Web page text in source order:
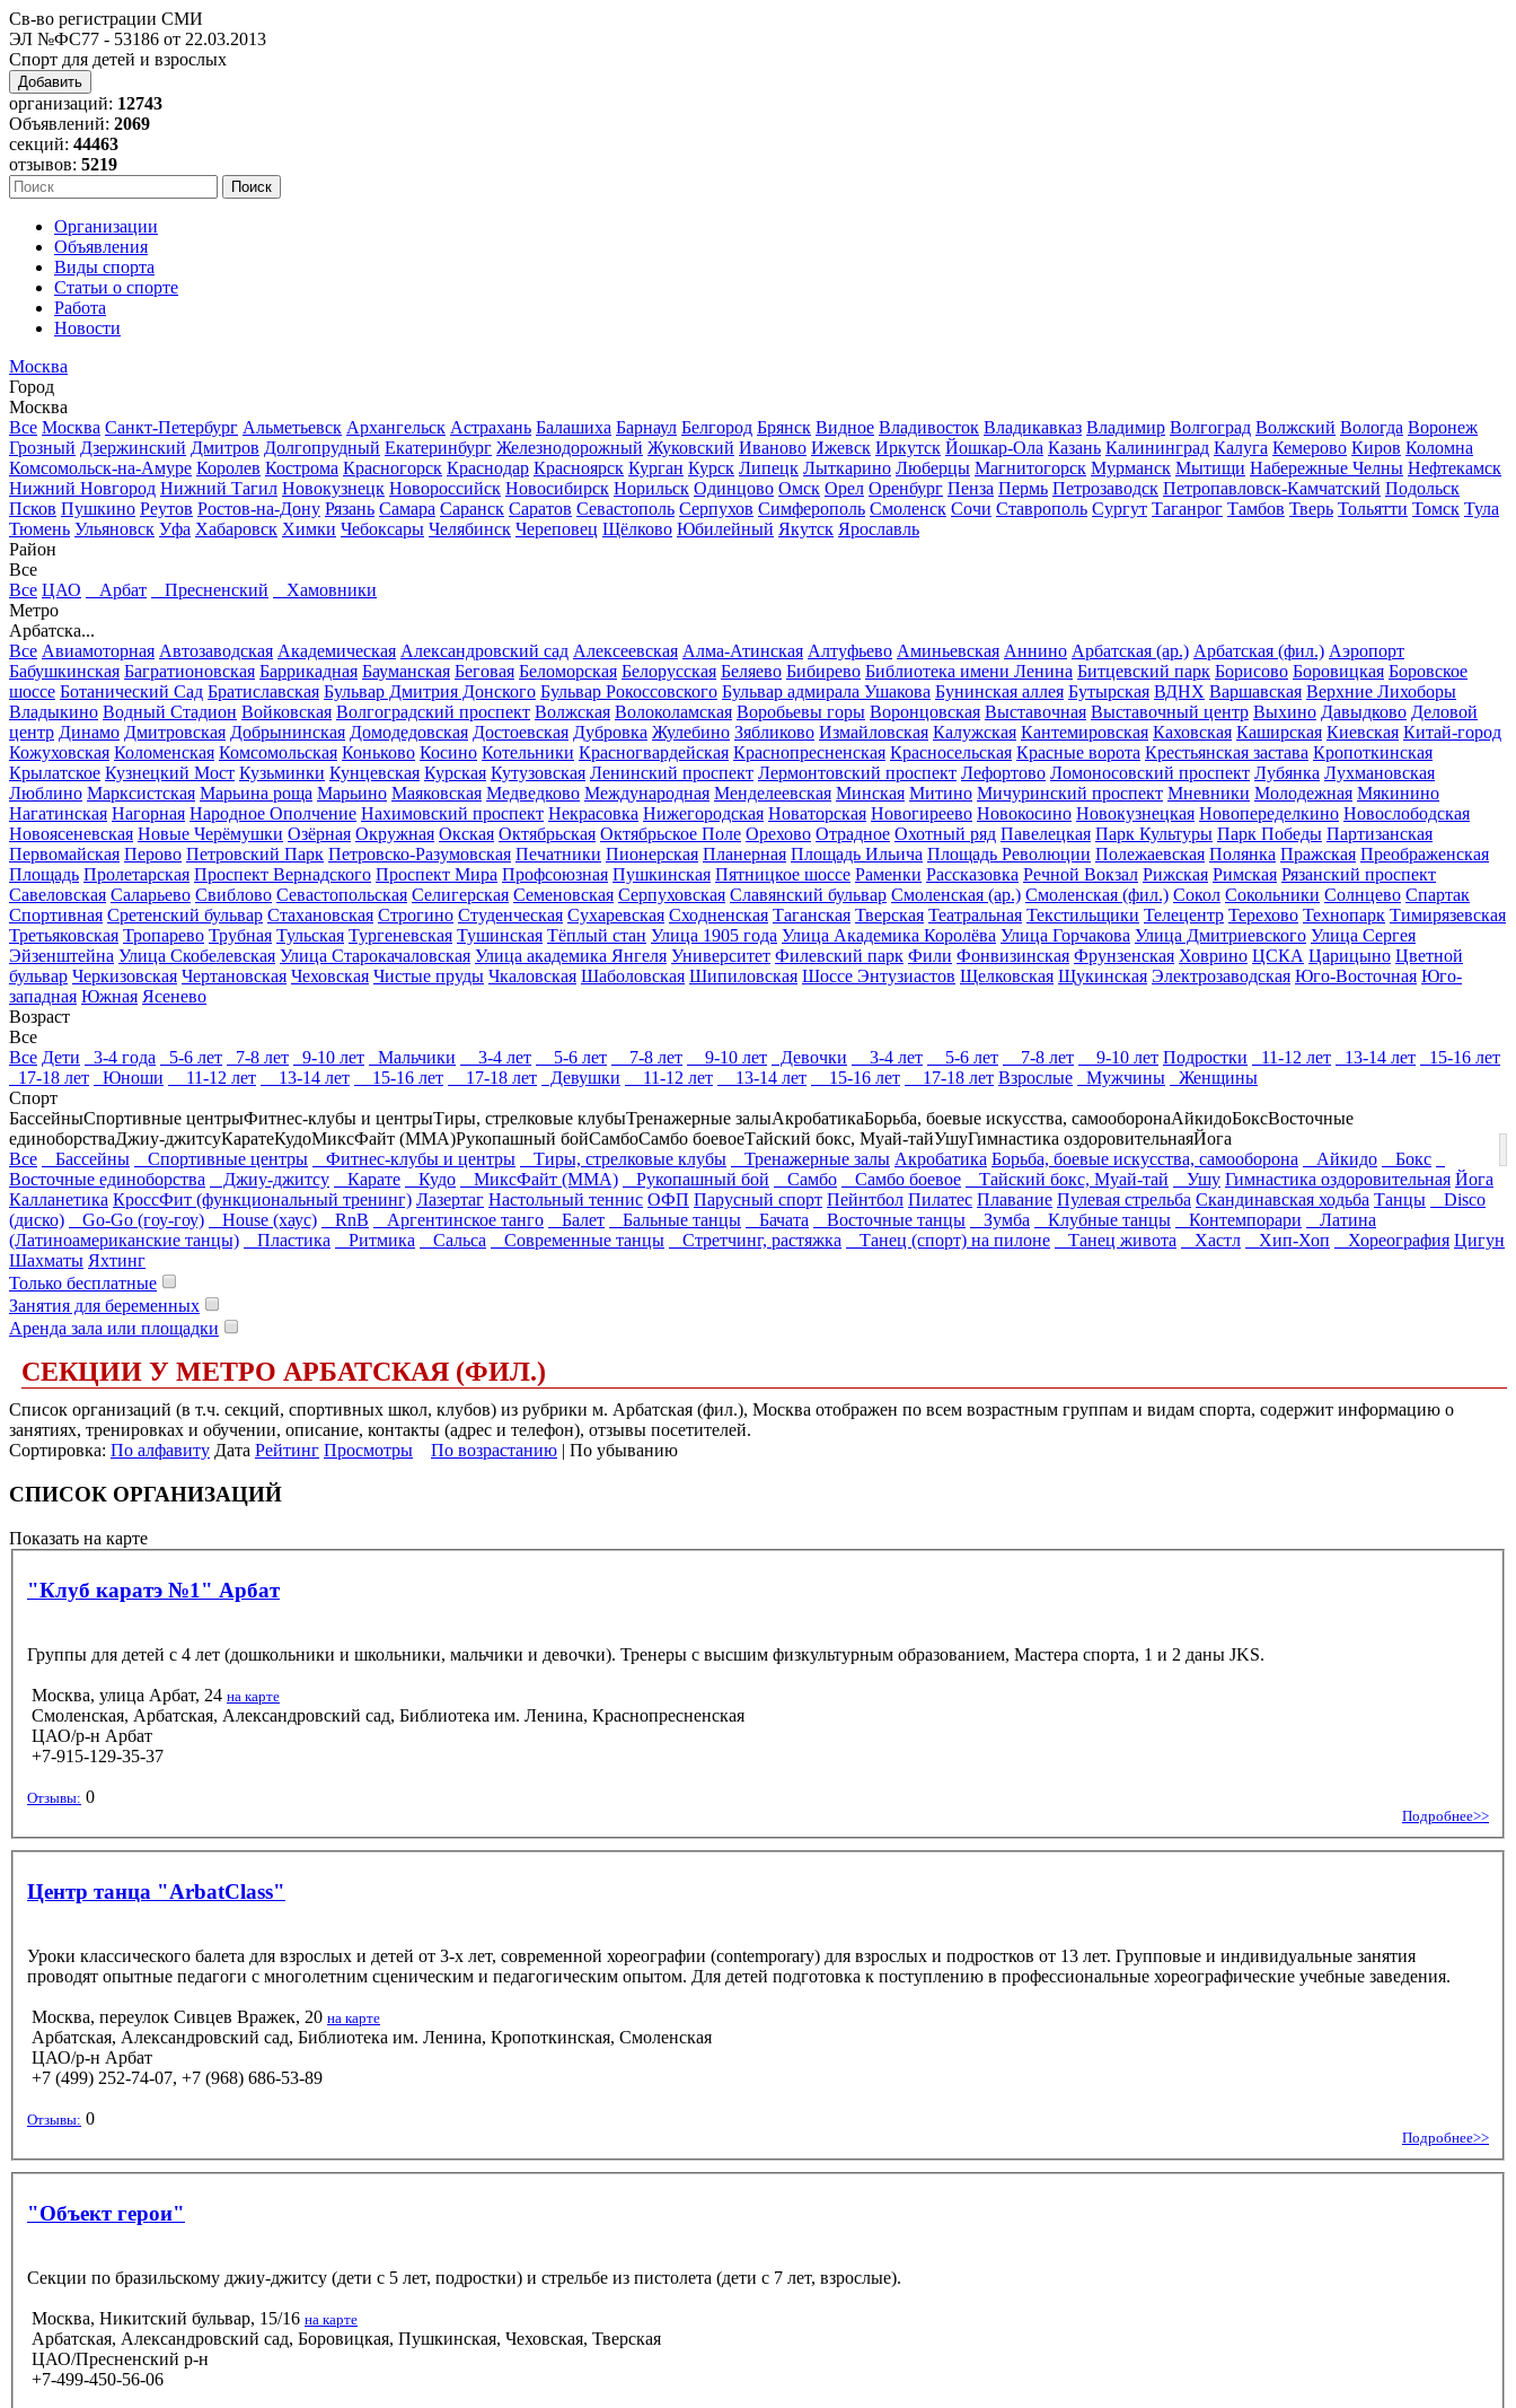
Св-во регистрации СМИ
ЭЛ №ФС77 - 53186 от 22.03.2013
Спорт для детей и взрослых
Добавить
организаций: 12743
Объявлений: 2069
секций: 44463
отзывов: 5219
Организации
Объявления
Виды спорта
Статьи о спорте
Работа
Новости
Москва
Город
Москва
Все Москва Санкт-Петербург Альметьевск Архангельск Астрахань Балашиха Барнаул Белгород Брянск Видное Владивосток Владикавказ Владимир Волгоград Волжский Вологда Воронеж
Грозный Дзержинский Дмитров Долгопрудный Екатеринбург Железнодорожный Жуковский Иваново Ижевск Иркутск Йошкар-Ола Казань Калининград Калуга Кемерово Киров Коломна
Комсомольск-на-Амуре Королев Кострома Красногорск Краснодар Красноярск Курган Курск Липецк Лыткарино Люберцы Магнитогорск Мурманск Мытищи Набережные Челны Нефтекамск
Нижний Новгород Нижний Тагил Новокузнецк Новороссийск Новосибирск Норильск Одинцово Омск Орел Оренбург Пенза Пермь Петрозаводск Петропавловск-Камчатский Подольск
Псков Пушкино Реутов Ростов-на-Дону Рязань Самара Саранск Саратов Севастополь Серпухов Симферополь Смоленск Сочи Ставрополь Сургут Таганрог Тамбов Тверь Тольятти Томск Тула
Тюмень Ульяновск Уфа Хабаровск Химки Чебоксары Челябинск Череповец Щёлково Юбилейный Якутск Ярославль
Район
Все
Все ЦАО Арбат Пресненский
Хамовники
Метро
Арбатска...
Все Авиамоторная Автозаводская Академическая Александровский сад Алексеевская Алма-Атинская Алтуфьево Аминьевская Аннино Арбатская (ар.) Арбатская (фил.) Аэропорт
Бабушкинская Багратионовская Баррикадная Бауманская Беговая Беломорская Белорусская Беляево Бибирево Библиотека имени Ленина Битцевский парк Борисово Боровицкая Боровское
шоссе Ботанический Сад Братиславская Бульвар Дмитрия Донского Бульвар Рокоссовского Бульвар адмирала Ушакова Бунинская аллея Бутырская ВДНХ Варшавская Верхние Лихоборы
Владыкино Водный Стадион Войковская Волгоградский проспект Волжская Волоколамская Воробьевы горы Воронцовская Выставочная Выставочный центр Выхино Давыдково Деловой
центр Динамо Дмитровская Добрынинская Домодедовская Достоевская Дубровка Жулебино Зябликово Измайловская Калужская Кантемировская Каховская Каширская Киевская Китай-город
Кожуховская Коломенская Комсомольская Коньково Косино Котельники Красногвардейская Краснопресненская Красносельская Красные ворота Крестьянская застава Кропоткинская
Крылатское Кузнецкий Мост Кузьминки Кунцевская Курская Кутузовская Ленинский проспект Лермонтовский проспект Лефортово Ломоносовский проспект Лубянка Лухмановская
Люблино Марксистская Марьина роща Марьино Маяковская Медведково Международная Менделеевская Минская Митино Мичуринский проспект Мневники Молодежная Мякинино
Нагатинская Нагорная Народное Ополчение Нахимовский проспект Некрасовка Нижегородская Новаторская Новогиреево Новокосино Новокузнецкая Новопеределкино Новослободская
Новоясеневская Новые Черёмушки Озёрная Окружная Окская Октябрьская Октябрьское Поле Орехово Отрадное Охотный ряд Павелецкая Парк Культуры Парк Победы Партизанская
Первомайская Перово Петровский Парк Петровско-Разумовская Печатники Пионерская Планерная Площадь Ильича Площадь Революции Полежаевская Полянка Пражская Преображенская
Площадь Пролетарская Проспект Вернадского Проспект Мира Профсоюзная Пушкинская Пятницкое шоссе Раменки Рассказовка Речной Вокзал Рижская Римская Рязанский проспект
Савеловская Саларьево Свиблово Севастопольская Селигерская Семеновская Серпуховская Славянский бульвар Смоленская (ар.) Смоленская (фил.) Сокол Сокольники Солнцево Спартак
Спортивная Сретенский бульвар Стахановская Строгино Студенческая Сухаревская Сходненская Таганская Тверская Театральная Текстильщики Телецентр Терехово Технопарк Тимирязевская
Третьяковская Тропарево Трубная Тульская Тургеневская Тушинская Тёплый стан Улица 1905 года Улица Академика Королёва Улица Горчакова Улица Дмитриевского Улица Сергея
Эйзенштейна Улица Скобелевская Улица Старокачаловская Улица академика Янгеля Университет Филевский парк Фили Фонвизинская Фрунзенская Ховрино ЦСКА Царицыно Цветной
бульвар Черкизовская Чертановская Чеховская Чистые пруды Чкаловская Шаболовская Шипиловская Шоссе Энтузиастов Щелковская Щукинская Электрозаводская Юго-Восточная Юго-
западная Южная Ясенево
Возраст
Все
Все Дети 3-4 года 5-6 лет 7-8 лет 9-10 лет Мальчики 3-4 лет 5-6 лет 7-8 лет 9-10 лет Девочки 3-4 лет 5-6 лет 7-8 лет 9-10 лет Подростки 11-12 лет 13-14 лет
15-16 лет
17-18 лет
Юноши 11-12 лет 13-14 лет 15-16 лет 17-18 лет Девушки 11-12 лет 13-14 лет 15-16 лет 17-18 лет Взрослые Мужчины
Женщины
Спорт
БассейныСпортивные центрыФитнес-клубы и центрыТиры, стрелковые клубыТренажерные залыАкробатикаБорьба, боевые искусства, самооборонаАйкидоБоксВосточные
единоборстваДжиу-джитсуКаратеКудоМиксФайт (ММА)Рукопашный бойСамбоСамбо боевоеТайский бокс, Муай-тайУшуГимнастика оздоровительнаяЙога
Все
Бассейны Спортивные центры Фитнес-клубы и центры Тиры, стрелковые клубы Тренажерные залы Акробатика Борьба, боевые искусства, самооборона Айкидо
Бокс
Восточные единоборства
Джиу-джитсу Карате Кудо МиксФайт (ММА) Рукопашный бой Самбо Самбо боевое Тайский бокс, Муай-тай Ушу Гимнастика оздоровительная Йога
Калланетика КроссФит (функциональный тренинг) Лазертаг Настольный теннис ОФП Парусный спорт Пейнтбол Пилатес Плавание Пулевая стрельба Скандинавская ходьба Танцы
Disco
(диско)
Go-Go (гоу-гоу) House (хаус) RnB Аргентинское танго Балет Бальные танцы Бачата Восточные танцы Зумба Клубные танцы Контемпорари
Латина
(Латиноамериканские танцы)
Пластика Ритмика Сальса Современные танцы Стретчинг, растяжка Танец (спорт) на пилоне Танец живота Хастл Хип-Хоп Хореография Цигун
Шахматы Яхтинг
Только бесплатные
Занятия для беременных
Аренда зала или площадки
СЕКЦИИ У МЕТРО АРБАТСКАЯ (ФИЛ.)
Список организаций (в т.ч. секций, спортивных школ, клубов) из рубрики м. Арбатская (фил.), Москва отображен по всем возрастным группам и видам спорта, содержит информацию о
занятиях, тренировках и обучении, описание, контакты (адрес и телефон), отзывы посетителей.
Сортировка: По алфавиту Дата Рейтинг Просмотры По возрастанию | По убыванию
СПИСОК ОРГАНИЗАЦИЙ
Показать на карте
"Клуб каратэ №1" Арбат
Группы для детей с 4 лет (дошкольники и школьники, мальчики и девочки). Тренеры с высшим физкультурным образованием, Мастера спорта, 1 и 2 даны JKS.
Москва, улица Арбат, 24 на карте
Смоленская, Арбатская, Александровский сад, Библиотека им. Ленина, Краснопресненская
ЦАО/р-н Арбат
+7-915-129-35-37
Отзывы: 0
Подробнее>>
Центр танца "ArbatClass"
Уроки классического балета для взрослых и детей от 3-х лет, современной хореографии (contemporary) для взрослых и подростков от 13 лет. Групповые и индивидуальные занятия
проводят опытные педагоги с многолетним сценическим и педагогическим опытом. Для детей подготовка к поступлению в профессиональные хореографические учебные заведения.
Москва, переулок Сивцев Вражек, 20 на карте
Арбатская, Александровский сад, Библиотека им. Ленина, Кропоткинская, Смоленская
ЦАО/р-н Арбат
+7 (499) 252-74-07, +7 (968) 686-53-89
Отзывы: 0
Подробнее>>
"Объект герои"
Секции по бразильскому джиу-джитсу (дети с 5 лет, подростки) и стрельбе из пистолета (дети с 7 лет, взрослые).
Москва, Никитский бульвар, 15/16 на карте
Арбатская, Александровский сад, Боровицкая, Пушкинская, Чеховская, Тверская
ЦАО/Пресненский р-н
+7-499-450-56-06